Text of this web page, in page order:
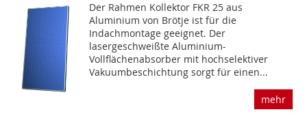
Der Rahmen Kollektor FKR 25 aus
Aluminium von Brötje ist für die
Indachmontage geeignet. Der
lasergeschweißte Aluminium-
Vollflächenabsorber mit hochselektiver
Vakuumbeschichtung sorgt für einen...
mehr